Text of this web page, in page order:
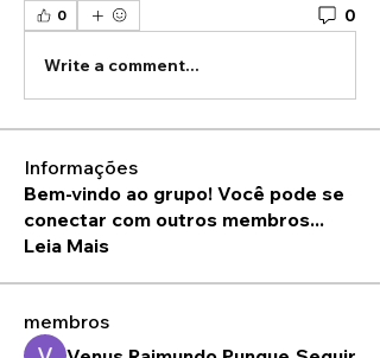
0 0
Write a comment...
Informações
Bem-vindo ao grupo! Você pode se
conectar com outros membros...
Leia Mais
membros